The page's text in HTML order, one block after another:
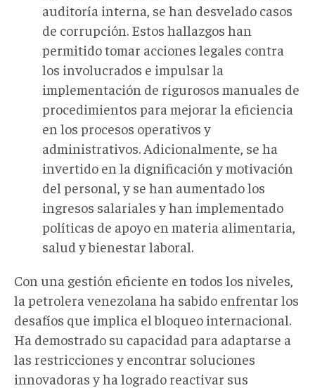
auditoría interna, se han desvelado casos
de corrupción. Estos hallazgos han
permitido tomar acciones legales contra
los involucrados e impulsar la
implementación de rigurosos manuales de
procedimientos para mejorar la eficiencia
en los procesos operativos y
administrativos. Adicionalmente, se ha
invertido en la dignificación y motivación
del personal, y se han aumentado los
ingresos salariales y han implementado
políticas de apoyo en materia alimentaria,
salud y bienestar laboral.
Con una gestión eficiente en todos los niveles,
la petrolera venezolana ha sabido enfrentar los
desafíos que implica el bloqueo internacional.
Ha demostrado su capacidad para adaptarse a
las restricciones y encontrar soluciones
innovadoras y ha logrado reactivar sus